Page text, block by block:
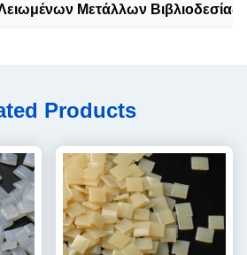
Μετάλλων Βιβλιοδεσίας
Products